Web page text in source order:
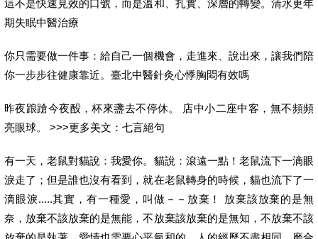
這不是快速見效的口號，而是溫和、扎實、深層的轉變。清水更年
期失眠中醫治療
你只需要做一件事：給自己一個機會，走進來、說出來，讓我們陪
你一步步往健康靠近。臺北中醫針灸心悸胸悶有效嗎
昨夜踉蹌今夜酘，杯來盞去不停休。 店中小二座中客，無不頻頻
亮眼球。 >>>更多美文：七言絕句
有一天，老鼠對貓說：我愛你。貓說：滾遠一點！老鼠流下一滴眼
淚走了；但是誰也沒有看到，就在老鼠轉身的時候，貓也流下了一
滴眼淚.....其實，有一種愛，叫做－－放棄！ 放棄該放棄的是無
奈，放棄不該放棄的是無能，不放棄該放棄的是無知，不放棄不該